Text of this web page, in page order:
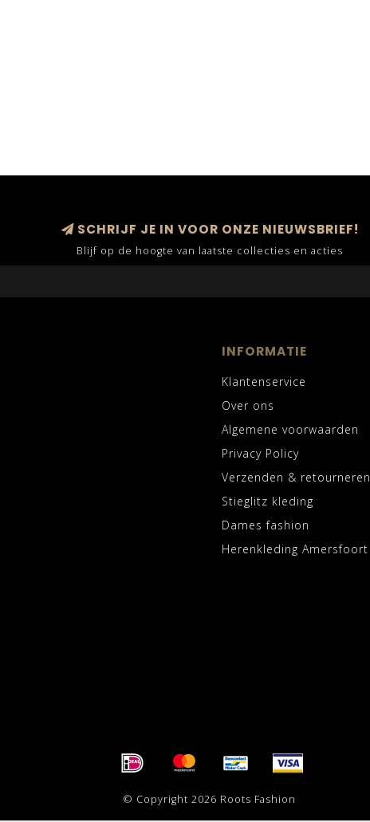
SCHRIJF JE IN VOOR ONZE NIEUWSBRIEF!
Blijf op de hoogte van laatste collecties en acties
INFORMATIE
Klantenservice
Over ons
Algemene voorwaarden
Privacy Policy
Verzenden & retourneren
Stieglitz kleding
Dames fashion
Herenkleding Amersfoort
© Copyright 2026 Roots Fashion